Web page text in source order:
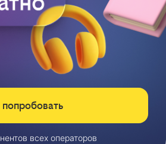
попробовать
всех операторов